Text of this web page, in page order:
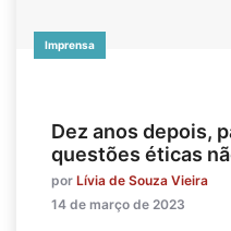
Imprensa
Dez anos depois,
questões éticas
por Lívia de Souza Vieira
14 de março de 2023